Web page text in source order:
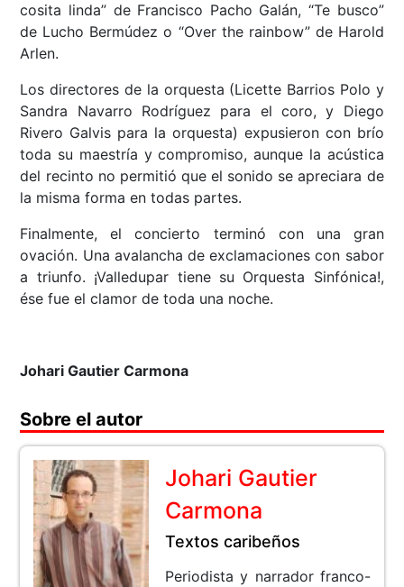
cosita linda” de Francisco Pacho Galán, “Te busco”
de Lucho Bermúdez o “Over the rainbow” de Harold
Arlen.
Los directores de la orquesta (Licette Barrios Polo y
Sandra Navarro Rodríguez para el coro, y Diego
Rivero Galvis para la orquesta) expusieron con brío
toda su maestría y compromiso, aunque la acústica
del recinto no permitió que el sonido se apreciara de
la misma forma en todas partes.
Finalmente, el concierto terminó con una gran
ovación. Una avalancha de exclamaciones con sabor
a triunfo. ¡Valledupar tiene su Orquesta Sinfónica!,
ése fue el clamor de toda una noche.
Johari Gautier Carmona
Sobre el autor
Johari Gautier
Carmona
Textos caribeños
Periodista y narrador franco-